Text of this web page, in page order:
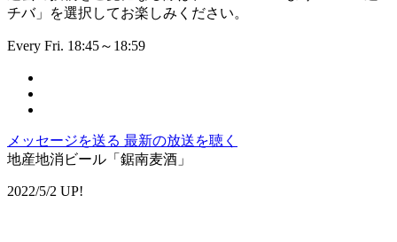
チバ」を選択してお楽しみください。
Every Fri. 18:45～18:59
メッセージを送る 最新の放送を聴く
地産地消ビール「鋸南麦酒」
2022/5/2 UP!